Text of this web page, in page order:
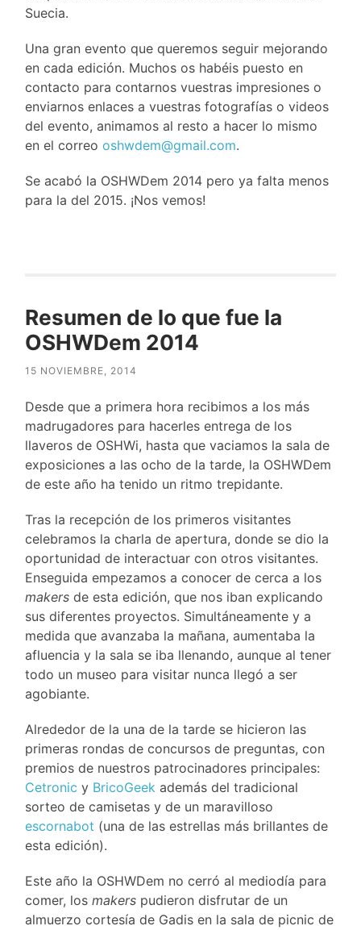
Suecia.
Una gran evento que queremos seguir mejorando
en cada edición. Muchos os habéis puesto en
contacto para contarnos vuestras impresiones o
enviarnos enlaces a vuestras fotografías o videos
del evento, animamos al resto a hacer lo mismo
en el correooshwdem@gmail.com.
Se acabó la OSHWDem 2014 pero ya falta menos
para la del 2015. ¡Nos vemos!
Resumen de lo que fue la
OSHWDem 2014
15 NOVIEMBRE, 2014
Desde que a primera hora recibimos a los más
madrugadores para hacerles entrega de los
llaveros de OSHWi, hasta que vaciamos la sala de
exposiciones a las ocho de la tarde, la OSHWDem
de este año ha tenido un ritmo trepidante.
Tras la recepción de los primeros visitantes
celebramos la charla de apertura, donde se dio la
oportunidad de interactuar con otros visitantes.
Enseguida empezamos a conocer de cerca a los
makers de esta edición, que nos iban explicando
sus diferentes proyectos. Simultáneamente y a
medida que avanzaba la mañana, aumentaba la
afluencia y la sala se iba llenando, aunque al tener
todo un museo para visitar nunca llegó a ser
agobiante.
Alrededor de la una de la tarde se hicieron las
primeras rondas de concursos de preguntas, con
premios de nuestros patrocinadores principales:
Cetronic y BricoGeek además del tradicional
sorteo de camisetas y de un maravilloso
escornabot (una de las estrellas más brillantes de
esta edición).
Este año la OSHWDem no cerró al mediodía para
comer, losmakers pudieron disfrutar de un
almuerzo cortesía de Gadis en la sala de picnic de